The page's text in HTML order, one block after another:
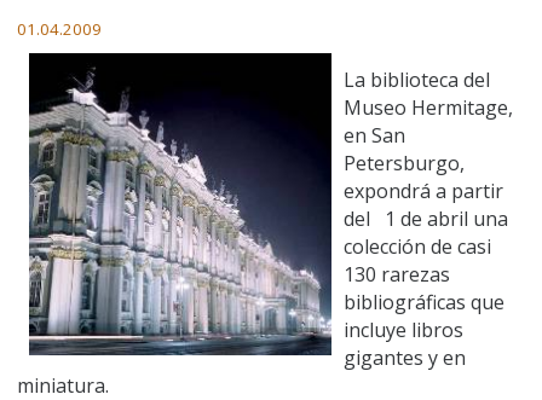
01.04.2009
La biblioteca del
Museo Hermitage,
en San
Petersburgo,
expondrá a partir
del 1 de abril una
colección de casi
130 rarezas
bibliográficas que
incluye libros
gigantes y en
miniatura.